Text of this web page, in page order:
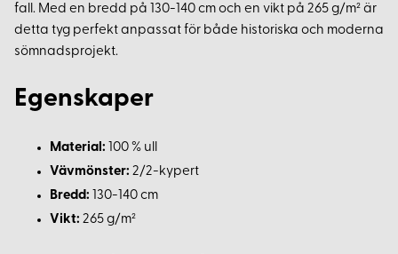
fall. Med en bredd på 130-140 cm och en vikt på 265 g/m² är
detta tyg perfekt anpassat för både historiska och moderna
sömnadsprojekt.
Egenskaper
Material: 100 % ull
Vävmönster: 2/2-kypert
Bredd: 130-140 cm
Vikt: 265 g/m²